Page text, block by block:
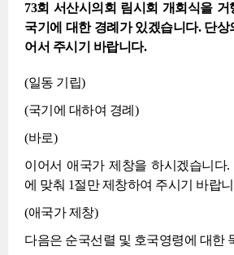
73회 서산시의회 림시회 개회식을 거
국기에 대한 경례가 있겠습니다. 단상
어서 주시기 바랍니다.
(일동 기립)
(국기에 대하여 경례)
(바로)
이어서 애국가 제창을 하시겠습니다
에 맞춰 1절만 제창하여 주시기 바랍
(애국가 제창)
다음은 순국선렬 및 호국영령에 대한